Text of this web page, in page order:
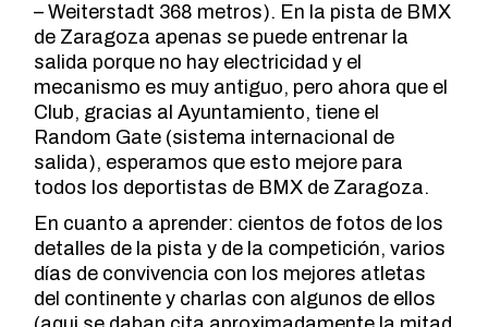
– Weiterstadt 368 metros). En la pista de BMX
de Zaragoza apenas se puede entrenar la
salida porque no hay electricidad y el
mecanismo es muy antiguo, pero ahora que el
Club, gracias al Ayuntamiento, tiene el
Random Gate (sistema internacional de
salida), esperamos que esto mejore para
todos los deportistas de BMX de Zaragoza.
En cuanto a aprender: cientos de fotos de los
detalles de la pista y de la competición, varios
días de convivencia con los mejores atletas
del continente y charlas con algunos de ellos